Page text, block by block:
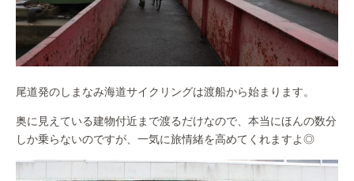
尾道発のしまなみ海道サイクリングは渡船から始まります。
奥に見えている建物付近まで渡るだけなので、本当にほんの数分
しか乗らないのですが、一気に旅情緒を高めてくれますよ◎